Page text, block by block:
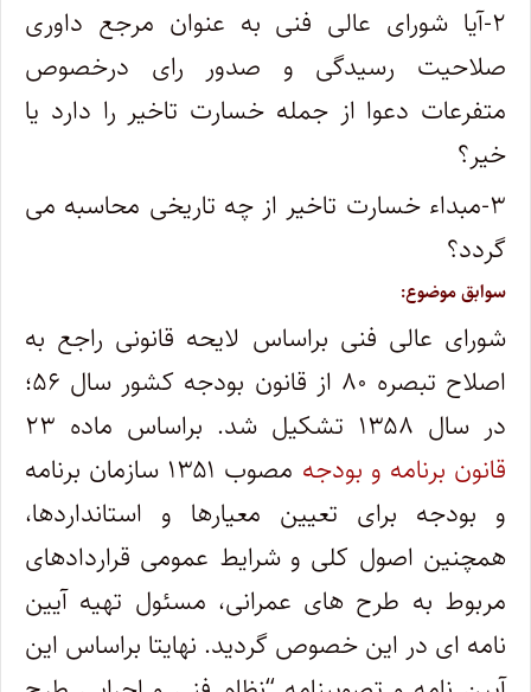
۲-آیا شورای عالی فنی به عنوان مرجع داوری
صلاحیت رسیدگی و صدور رای درخصوص
متفرعات دعوا از جمله خسارت تاخیر را دارد یا
خیر؟
۳-مبداء خسارت تاخیر از چه تاریخی محاسبه می
گردد؟
سوابق موضوع:
شورای عالی فنی براساس لایحه قانونی راجع به
اصلاح تبصره ۸۰ از قانون بودجه کشور سال ۵۶؛
در سال ۱۳۵۸ تشکیل شد. براساس ماده ۲۳
قانون برنامه و بودجه
مصوب ۱۳۵۱ سازمان برنامه
و بودجه برای تعیین معیارها و استانداردها،
همچنین اصول کلی و شرایط عمومی قراردادهای
مربوط به طرح های عمرانی، مسئول تهیه آیین
نامه ای در این خصوص گردید. نهایتا براساس این